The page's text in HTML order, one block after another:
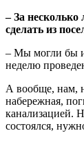
– За
сделать из
– Мы могли бы и
неделю
А вообще, нам,
набережная,
канализацией.
состоялся,